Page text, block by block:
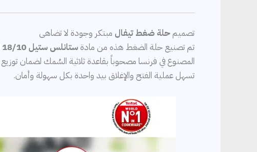
تصميم حلة ضغط تيفال مبتكر وجودة لا تضاهى
تم تصنيع حلة الضغط هذه من مادة ستانلس ستيل 18/10
المصنوع في فرنسا مصحوباً بقاعدة ثلاثية السُمك لضمان
تسهل عملية الفتح والإغلاق بيد واحدة بكل سهولة وأمان.